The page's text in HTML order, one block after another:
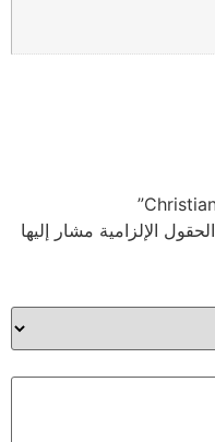
الحقول الإلزامية مشار إليها